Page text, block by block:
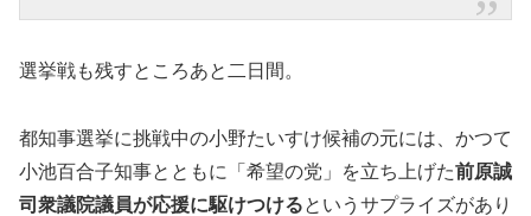
選挙戦も残すところあと二日間。
都知事選挙に挑戦中の小野たいすけ候補の元には、かつて
小池百合子知事とともに「希望の党」を立ち上げた前原誠
司衆議院議員が応援に駆けつけるというサプライズがあり